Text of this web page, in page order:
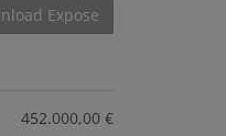
Expose
452.000,00 €